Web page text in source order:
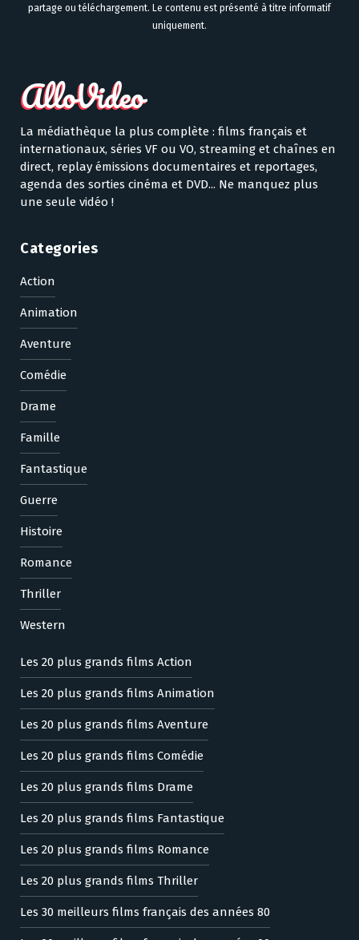
partage ou téléchargement. Le contenu est présenté à titre informatif
uniquement.
La médiathèque la plus complète : films français et
internationaux, séries VF ou VO, streaming et chaînes en
direct, replay émissions documentaires et reportages,
agenda des sorties cinéma et DVD... Ne manquez plus
une seule vidéo !
Categories
Action
Animation
Aventure
Comédie
Drame
Famille
Fantastique
Guerre
Histoire
Romance
Thriller
Western
Les 20 plus grands films Action
Les 20 plus grands films Animation
Les 20 plus grands films Aventure
Les 20 plus grands films Comédie
Les 20 plus grands films Drame
Les 20 plus grands films Fantastique
Les 20 plus grands films Romance
Les 20 plus grands films Thriller
Les 30 meilleurs films français des années 80